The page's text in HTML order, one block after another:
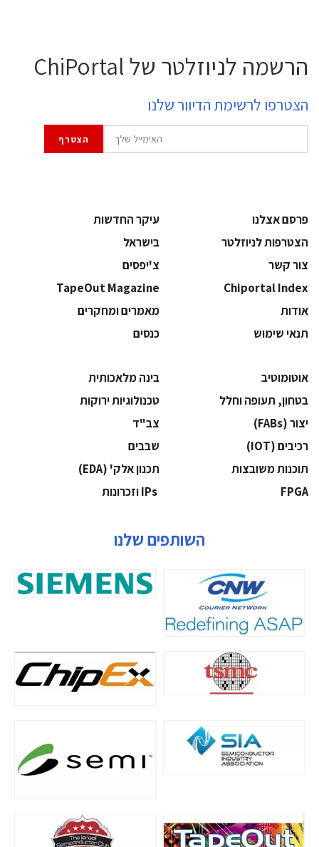
הרשמה לניוזלטר של ChiPortal
הצטרפו לרשימת הדיוור שלנו
פרסם אצלנו
עיקר החדשות
הצטרפות לניוזלטר
בישראל
צור קשר
צ'יפסים
Chiportal Index
TapeOut Magazine
אודות
מאמרים ומחקרים
תנאי שימוש
כנסים
אוטומוטיב
בינה מלאכותית
בטחון, תעופה וחלל
‫טכנולוגיות ירוקות‬
‫יצור (‪(FABs‬‬
‫צב"ד‬
‫רכיבים‬ (IOT)
‫שבבים‬
‫תוכנות משובצות‬
‫תכנון אלק' (‪(EDA‬‬
‫‪FPGA‬‬
השותפים שלנו